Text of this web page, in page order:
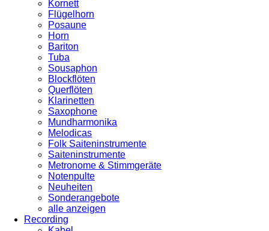
Kornett
Flügelhorn
Posaune
Horn
Bariton
Tuba
Sousaphon
Blockflöten
Querflöten
Klarinetten
Saxophone
Mundharmonika
Melodicas
Folk Saiteninstrumente
Saiteninstrumente
Metronome & Stimmgeräte
Notenpulte
Neuheiten
Sonderangebote
alle anzeigen
Recording